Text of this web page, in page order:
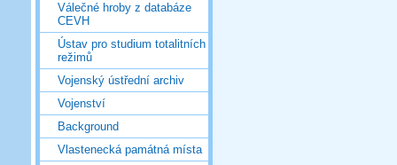
Válečné hroby z databáze
CEVH
Ústav pro studium totalitních
režimů
Vojenský ústřední archiv
Vojenství
Background
Vlastenecká památná místa